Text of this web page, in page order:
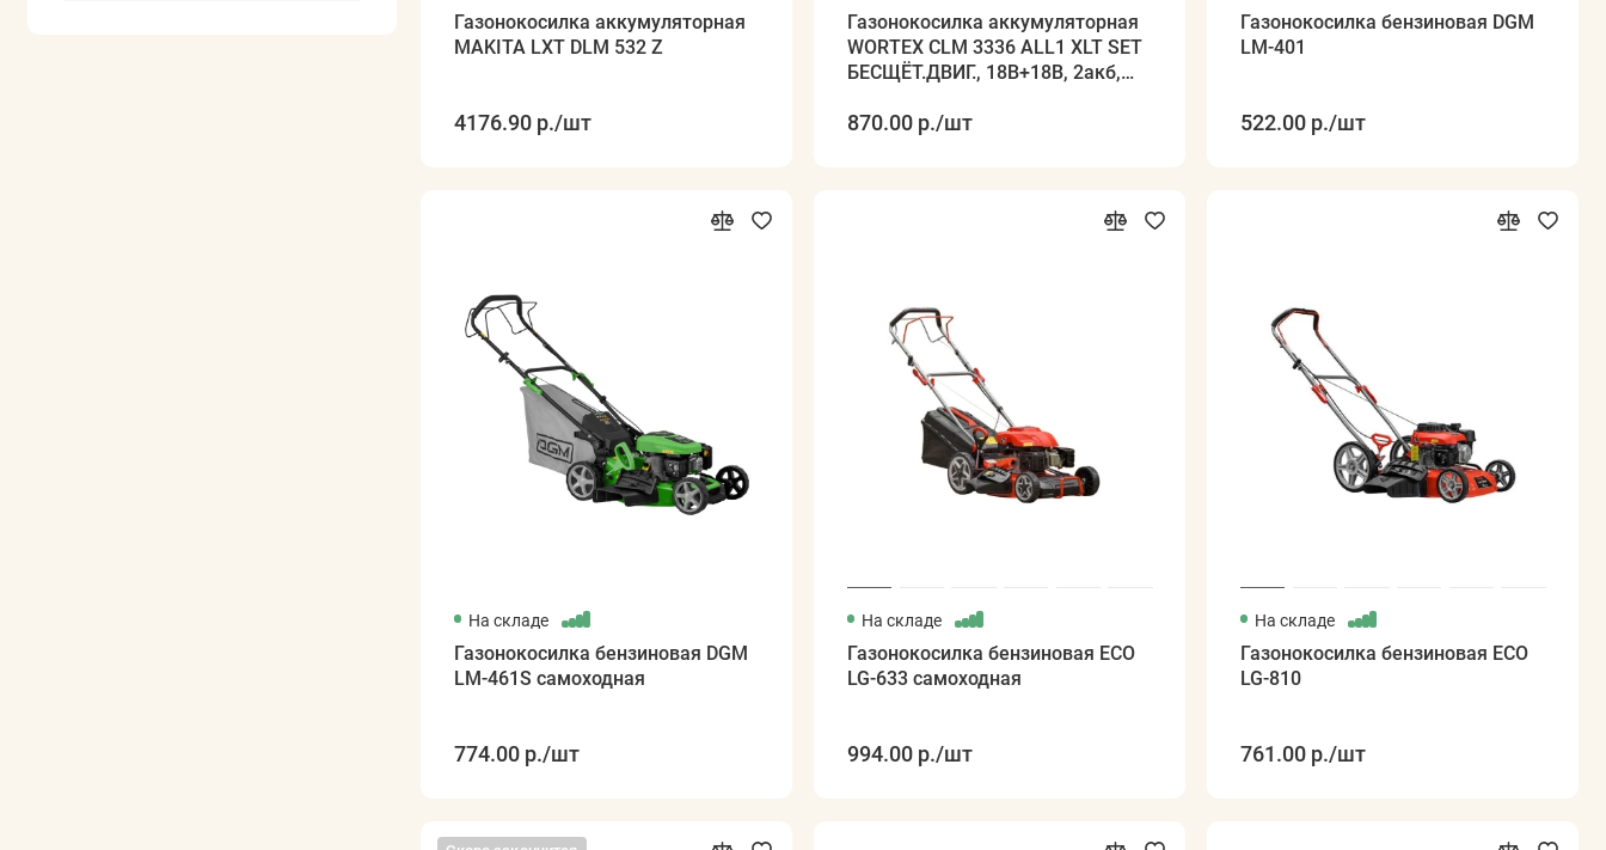
Газонокосилка аккумуляторная
MAKITA LXT DLM 532 Z
4176.90 р./шт
Газонокосилка аккумуляторная
WORTEX CLM 3336 ALL1 XLT SET
БЕСЩЁТ.ДВИГ., 18В+18В, 2акб,
870.00 р./шт
Газонокосилка бензиновая DGM
LM-401
522.00 р./шт
На складе
Газонокосилка бензиновая DGM
LM-461S самоходная
774.00 р./шт
На складе
Газонокосилка бензиновая ECO
LG-633 самоходная
994.00 р./шт
На складе
Газонокосилка бензиновая ECO
LG-810
761.00 р./шт